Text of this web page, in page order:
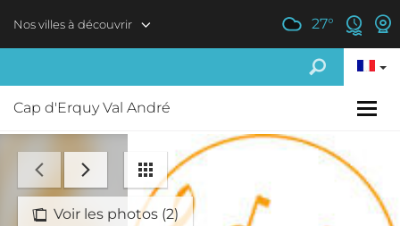
Nos villes à découvrir 27°
Cap d'Erquy Val André
Voir les photos (2)